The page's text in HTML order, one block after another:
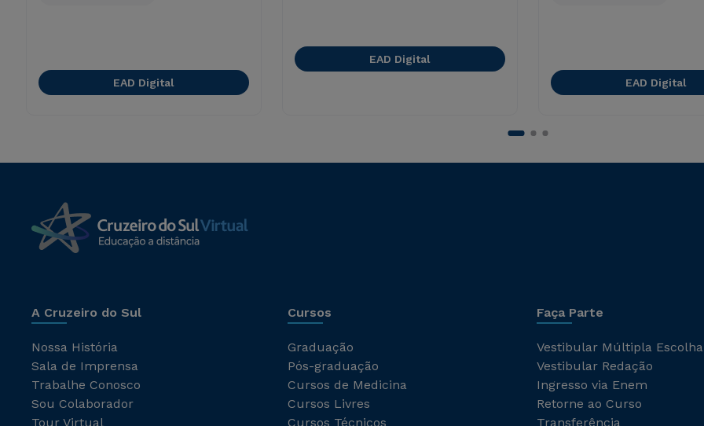
EAD Digital
EAD Digital
EAD Digital
A Cruzeiro do Sul
Nossa História
Sala de Imprensa
Trabalhe Conosco
Sou Colaborador
Tour Virtual
Cursos
Graduação
Pós-graduação
Cursos de Medicina
Cursos Livres
Cursos Técnicos
Faça Parte
Vestibular Múltipla Escolha
Vestibular Redação
Ingresso via Enem
Retorne ao Curso
Transferência